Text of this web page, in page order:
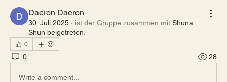
Daeron Daeron
30. Juli 2025 · ist der Gruppe zusammen mit Shuna
Shun beigetreten
0
0 28
Write a comment...